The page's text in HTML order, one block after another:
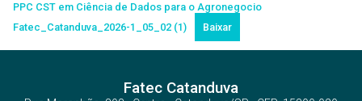
PPC CST em Ciência de Dados para o Agronegocio
Fatec_Catanduva_2026-1_05_02 (1)
Baixar
Fatec Catanduva